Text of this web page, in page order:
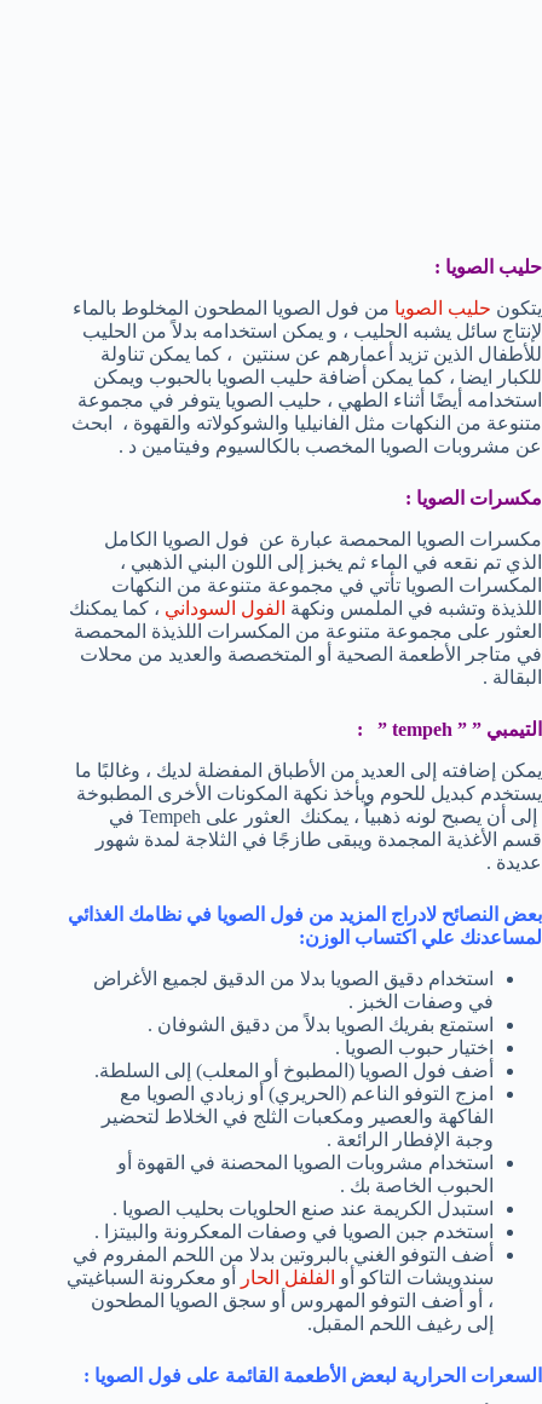
حليب الصويا :
يتكون حليب الصويا من فول الصويا المطحون المخلوط بالماء
لإنتاج سائل يشبه الحليب ، و يمكن استخدامه بدلاً من الحليب
للأطفال الذين تزيد أعمارهم عن سنتين ، كما يمكن تناولة
للكبار ايضا ، كما يمكن أضافة حليب الصويا بالحبوب ويمكن
استخدامه أيضًا أثناء الطهي ، حليب الصويا يتوفر في مجموعة
متنوعة من النكهات مثل الفانيليا والشوكولاته والقهوة ، ابحث
عن مشروبات الصويا المخصب بالكالسيوم وفيتامين د .
مكسرات الصويا :
مكسرات الصويا المحمصة عبارة عن فول الصويا الكامل
الذي تم نقعه في الماء ثم يخبز إلى اللون البني الذهبي ،
المكسرات الصويا تأتي في مجموعة متنوعة من النكهات
اللذيذة وتشبه في الملمس ونكهة الفول السوداني ، كما يمكنك
العثور على مجموعة متنوعة من المكسرات اللذيذة المحمصة
في متاجر الأطعمة الصحية أو المتخصصة والعديد من محلات
البقالة .
التيمبي ” ”
tempeh
”
:
يمكن إضافته إلى العديد من الأطباق المفضلة لديك ، وغالبًا ما
يستخدم كبديل للحوم ويأخذ نكهة المكونات الأخرى المطبوخة
إلى أن يصبح لونه ذهبياً ، يمكنك العثور على Tempeh في
قسم الأغذية المجمدة ويبقى طازجًا في الثلاجة لمدة شهور
عديدة .
بعض النصائح لادراج المزيد من فول الصويا في نظامك الغذائي
لمساعدنك علي اكتساب الوزن:
استخدام دقيق الصويا بدلا من الدقيق لجميع الأغراض
في وصفات الخبز .
استمتع بفريك الصويا بدلاً من دقيق الشوفان .
اختيار حبوب الصويا .
أضف فول الصويا (المطبوخ أو المعلب) إلى السلطة.
امزج التوفو الناعم (الحريري) أو زبادي الصويا مع
الفاكهة والعصير ومكعبات الثلج في الخلاط لتحضير
وجبة الإفطار الرائعة .
استخدام مشروبات الصويا المحصنة في القهوة أو
الحبوب الخاصة بك .
استبدل الكريمة عند صنع الحلويات بحليب الصويا .
استخدم جبن الصويا في وصفات المعكرونة والبيتزا .
أضف التوفو الغني بالبروتين بدلا من اللحم المفروم في
سندويشات التاكو أو الفلفل الحار
أو معكرونة السباغيتي
، أو أضف التوفو المهروس أو سجق الصويا المطحون
إلى رغيف اللحم المقبل.
السعرات الحرارية لبعض الأطعمة القائمة على فول الصويا :